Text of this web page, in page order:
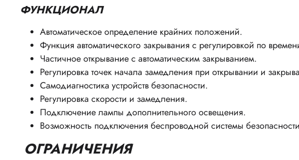
ФУНКЦИОНАЛ
Автоматическое определение крайних положений.
Функция автоматического закрывания с регулировкой по
Частичное открывание с автоматическим закрыванием.
Регулировка точек начала замедления при открывании и
Самодиагностика устройств безопасности.
Регулировка скорости и замедления.
Подключение лампы дополнительного освещения.
Возможность подключения беспроводной системы
ОГРАНИЧЕНИЯ